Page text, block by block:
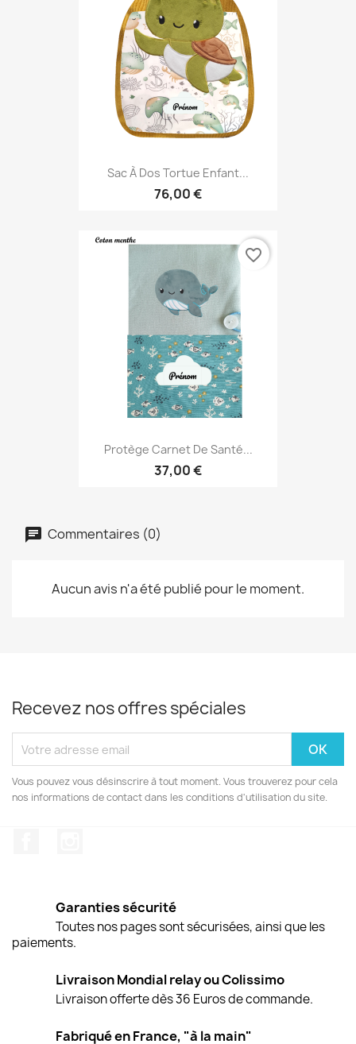
Sac À Dos Tortue Enfant...
76,00 €
Protège Carnet De Santé...
37,00 €
favorite_border
Commentaires (0)
Aucun avis n'a été publié pour le moment.
Recevez nos offres spéciales
Vous pouvez vous désinscrire à tout moment. Vous trouverez pour cela
nos informations de contact dans les conditions d'utilisation du site.
Garanties sécurité
Toutes nos pages sont sécurisées, ainsi que les
paiements.
Livraison Mondial relay ou Colissimo
Livraison offerte dès 36 Euros de commande.
Fabriqué en France, "à la main"